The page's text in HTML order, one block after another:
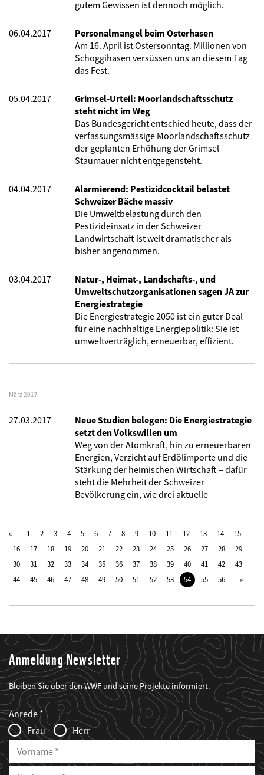
gutem Gewissen ist dennoch möglich.
06.04.2017
Personalmangel beim Osterhasen
Am 16. April ist Ostersonntag. Millionen von
Schoggihasen versüssen uns an diesem Tag
das Fest.
05.04.2017
Grimsel-Urteil: Moorlandschaftsschutz
steht nicht im Weg
Das Bundesgericht entschied heute, dass der
verfassungsmässige Moorlandschaftsschutz
der geplanten Erhöhung der Grimsel-
Staumauer nicht entgegensteht.
04.04.2017
Alarmierend: Pestizidcocktail belastet
Schweizer Bäche massiv
Die Umweltbelastung durch den
Pestizideinsatz in der Schweizer
Landwirtschaft ist weit dramatischer als
bisher angenommen.
03.04.2017
Natur-, Heimat-, Landschafts-, und
Umweltschutzorganisationen sagen JA zur
Energiestrategie
Die Energiestrategie 2050 ist ein guter Deal
für eine nachhaltige Energiepolitik: Sie ist
umweltverträglich, erneuerbar, effizient.
März 2017
27.03.2017
Neue Studien belegen: Die Energiestrategie
setzt den Volkswillen um
Weg von der Atomkraft, hin zu erneuerbaren
Energien, Verzicht auf Erdölimporte und die
Stärkung der heimischen Wirtschaft – dafür
steht die Mehrheit der Schweizer
Bevölkerung ein, wie drei aktuelle
1 2 3 4 5 6 7 8 9 10 11 12 13 14
15
16
17 18 19 20 21 22 23 24 25 26 27 28
29
30
31 32 33 34 35 36 37 38 39 40 41 42
43
44
45 46 47 48 49 50 51 52 53 54 55 56
Anmeldung Newsletter
Bleiben Sie über den WWF und seine Projekte informiert.
Web2Case
Infofelder
Fieldset
anrede_name
Anrede
Frau
Herr
Vorname